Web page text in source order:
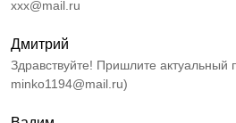
xxx@mail.ru
Дмитрий
Здравствуйте! Пришлите актуальный
minko1194@mail.ru)